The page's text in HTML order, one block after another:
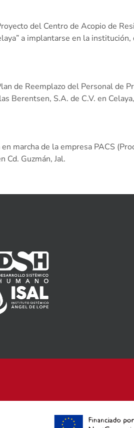
del Centro de Acopio de
a implantarse en la institución,
de Reemplazo del Personal de
Berentsen, S.A. de C.V. en
marcha de la empresa PACS
Cd. Guzmán, Jal.